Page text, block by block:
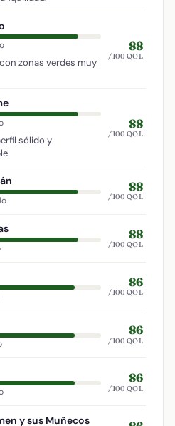
zonas verdes muy
88
/100 QOL
sólido y
88
/100 QOL
88
/100 QOL
88
/100 QOL
86
/100 QOL
86
/100 QOL
86
/100 QOL
y sus Muñecos